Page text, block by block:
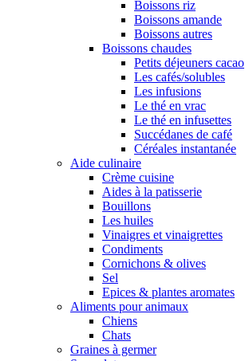
Boissons riz
Boissons amande
Boissons autres
Boissons chaudes
Petits déjeuners cacao
Les cafés/solubles
Les infusions
Le thé en vrac
Le thé en infusettes
Succédanes de café
Céréales instantanée
Aide culinaire
Crème cuisine
Aides à la patisserie
Bouillons
Les huiles
Vinaigres et vinaigrettes
Condiments
Cornichons & olives
Sel
Epices & plantes aromates
Aliments pour animaux
Chiens
Chats
Graines à germer